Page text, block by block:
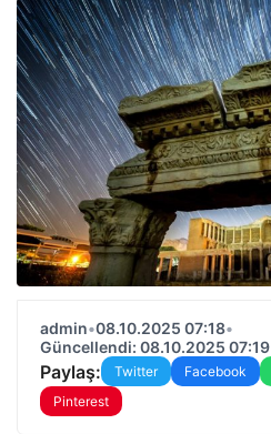
admin•08.10.2025 07:18•
Güncellendi: 08.10.2025 07:19
Paylaş: Twitter Facebook
Pinterest